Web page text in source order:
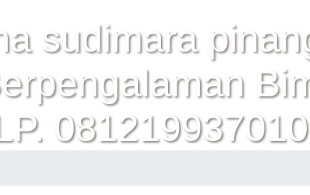
sudimara
081219937010